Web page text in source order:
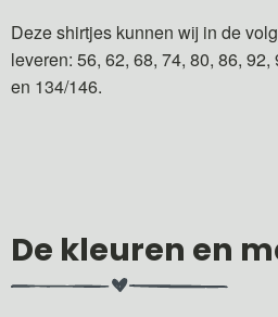
Deze shirtjes kunnen wij in de
leveren: 56, 62, 68, 74, 80, 86,
en 134/146.
De kleuren en